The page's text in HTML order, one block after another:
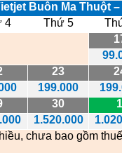
Buôn Ma Thuột –
4 Thứ 5
Thứ 6
17
23
24
199.000
30
1
1.520.000
chưa bao gồm thuế